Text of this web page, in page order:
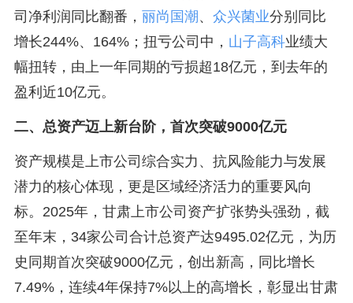
司净利润同比翻番， 丽尚国潮 、 众兴菌业分别同比
增长244%、164%；扭亏公司中， 山子高科业绩大
幅扭转，由上一年同期的亏损超18亿元，到去年的
盈利近10亿元。
二、总资产迈上新台阶，首次突破9000亿元
资产规模是上市公司综合实力、抗风险能力与发展
潜力的核心体现，更是区域经济活力的重要风向
标。2025年，甘肃上市公司资产扩张势头强劲，截
至年末，34家公司合计总资产达9495.02亿元，为历
史同期首次突破9000亿元，创出新高，同比增长
7.49%，连续4年保持7%以上的高增长，彰显出甘肃